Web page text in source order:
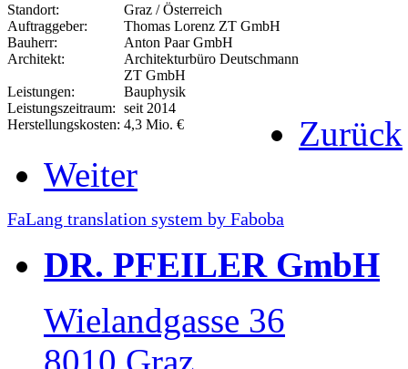
Standort:
Graz / Österreich
Auftraggeber:
Thomas Lorenz ZT GmbH
Bauherr:
Anton Paar GmbH
Architekt:
Architekturbüro Deutschmann
ZT GmbH
Leistungen:
Bauphysik
Leistungszeitraum: seit 2014
Herstellungskosten: 4,3 Mio. €
Zurück
Weiter
FaLang translation system by Faboba
DR. PFEILER GmbH
Wielandgasse 36
8010 Graz